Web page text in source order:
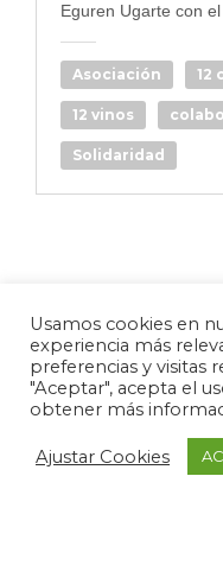
Eguren Ugarte con
Asociación 12
12 vinos
Solidaridad
Usamos cookies en
experiencia más
preferencias y visitas
"Aceptar", acepta el
obtener más
Ajustar Cookies